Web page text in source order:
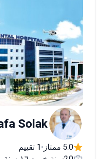
Solak
5.0 ممتاز •1 تقييم